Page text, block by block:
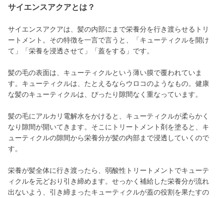
サイエンスアクアとは？
サイエンスアクアは、髪の内部にまで栄養分を行き渡らせるトリ
ートメント。その特徴を一言で言うと、「キューティクルを開け
て」「栄養を浸透させて」「蓋をする」です。
髪の毛の表面は、キューティクルという薄い膜で覆われていま
す。キューティクルは、たとえるならウロコのようなもの。健康
な髪のキューティクルは、ぴったり隙間なく重なっています。
髪の毛にアルカリ電解水をかけると、キューティクルが柔らかく
なり隙間が開いてきます。そこにトリートメント剤を塗ると、キ
ューティクルの隙間から栄養分が髪の内部まで浸透していくので
す。
栄養が髪全体に行き渡ったら、弱酸性トリートメントでキューテ
ィクルを元どおり引き締めます。せっかく補給した栄養分が流れ
出ないよう、引き締まったキューティクルが蓋の役割を果たすの